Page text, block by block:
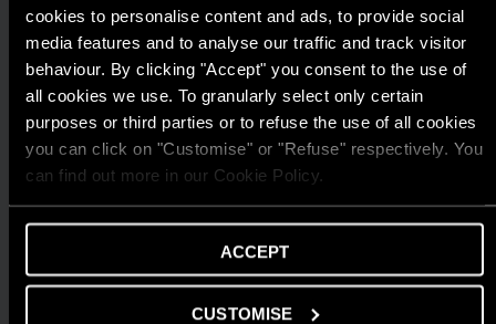
cookies to personalise content and ads, to provide social
media features and to analyse our traffic and track visitor
behaviour. By clicking "Accept" you consent to the use of
all cookies we use. To granularly select only certain
purposes or third parties or to refuse the use of all cookies
you can click on "Customise" or "Refuse" respectively. You
can find out more in our Cookie Policy.
ACCEPT
CUSTOMISE